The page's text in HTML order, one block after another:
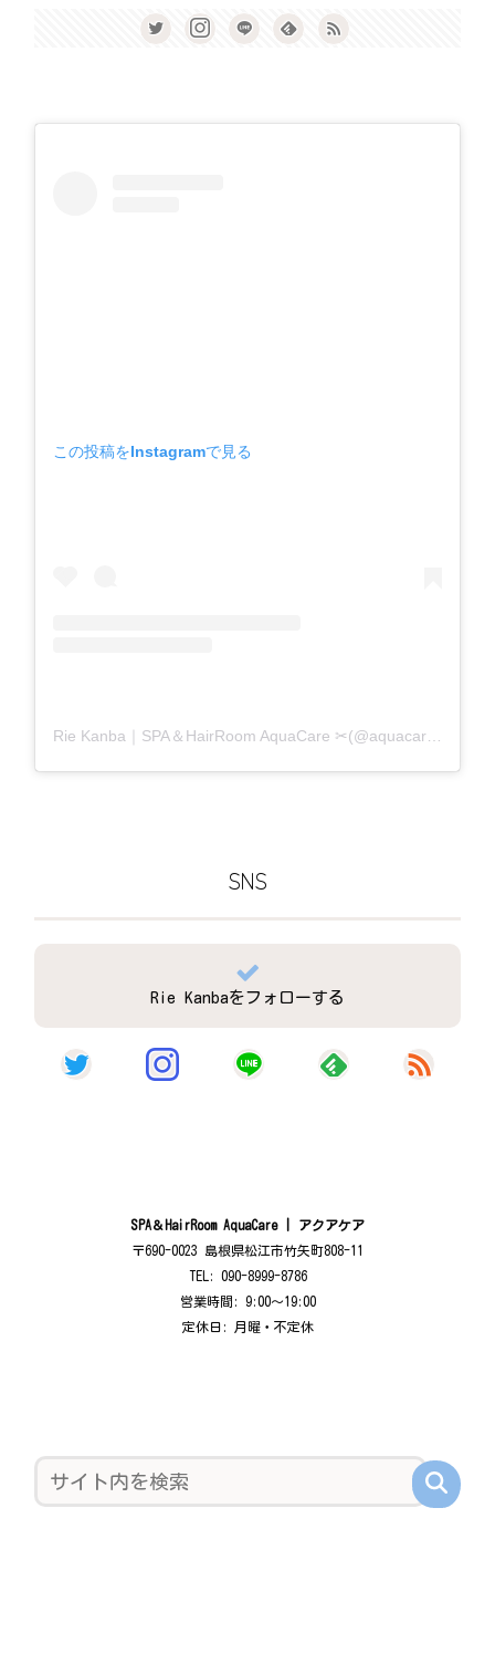
この投稿をInstagramで見る
SNS
Rie Kanbaをフォローする
SPA＆HairRoom AquaCare | アクアケア
〒690-0023 島根県松江市竹矢町808-11
TEL: 090-8999-8786
営業時間: 9:00〜19:00
定休日: 月曜・不定休